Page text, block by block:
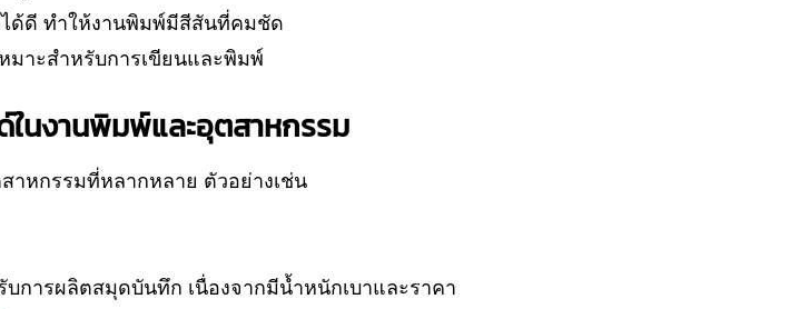
ด้ดี ทำให้งานพิมพ์มีสีสันที่คมชัด
มาะสำหรับการเขียนและพิมพ์
ในงานพิมพ์และอุตสาหกรรม
าหกรรมที่หลากหลาย ตัวอย่างเช่น
การผลิตสมุดบันทึก เนื่องจากมีน้ำหนักเบาและราคา